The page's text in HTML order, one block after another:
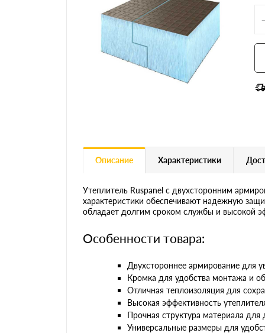
Описание Характеристики
Утеплитель Ruspanel с двухсторонним
характеристики обеспечивают надежную
обладает долгим сроком службы и высокой
Особенности товара:
Двухстороннее армирование для
Кромка для удобства монтажа и
Отличная теплоизоляция для
Высокая эффективность
Прочная структура материала для
Универсальные размеры для